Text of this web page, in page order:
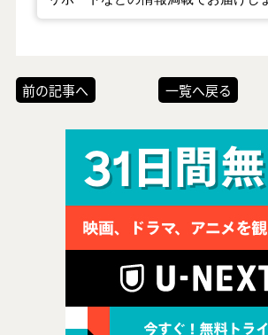
前の記事へ 一覧へ戻る